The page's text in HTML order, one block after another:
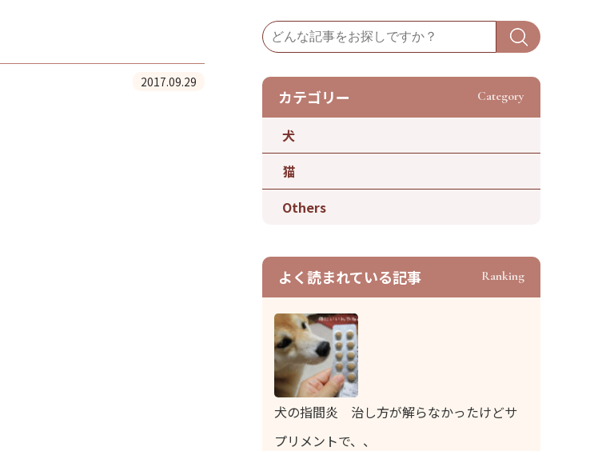
2017.09.29
カテゴリー Category
犬
猫
Others
よく読まれている記事 Ranking
犬の指間炎 治し方が解らなかったけどサ
プリメントで、、